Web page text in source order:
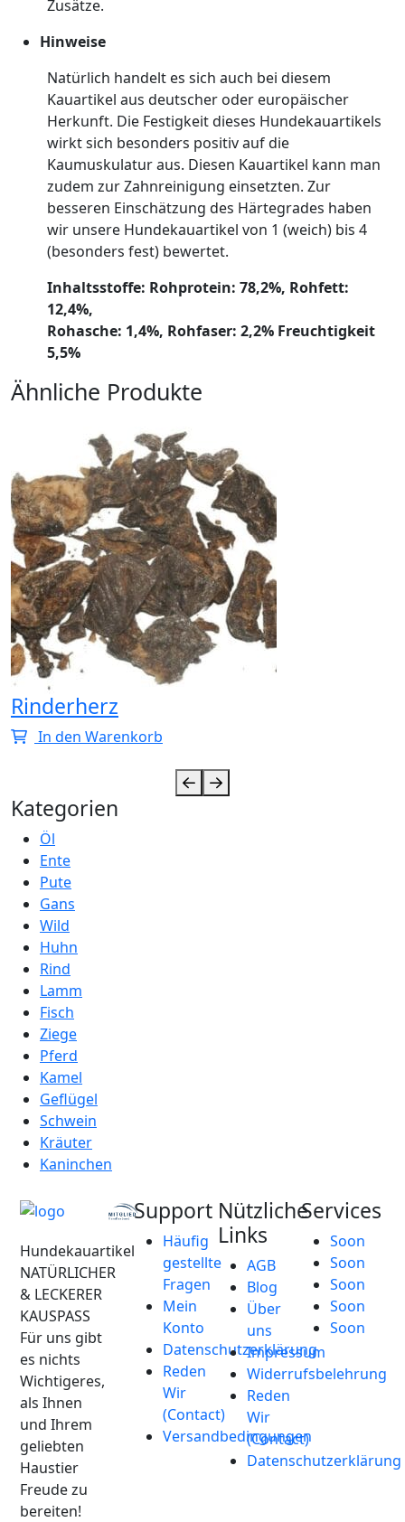
Zusätze.
Hinweise
Natürlich handelt es sich auch bei diesem
Kauartikel aus deutscher oder europäischer
Herkunft. Die Festigkeit dieses Hundekauartikels
wirkt sich besonders positiv auf die
Kaumuskulatur aus. Diesen Kauartikel kann man
zudem zur Zahnreinigung einsetzten. Zur
besseren Einschätzung des Härtegrades haben
wir unsere Hundekauartikel von 1 (weich) bis 4
(besonders fest) bewertet.
Inhaltsstoffe: Rohprotein: 78,2%, Rohfett:
12,4%,
Rohasche: 1,4%, Rohfaser: 2,2% Freuchtigkeit
5,5%
Ähnliche Produkte
Rinderherz
In den Warenkorb
Kategorien
Öl
Ente
Pute
Gans
Wild
Huhn
Rind
Lamm
Fisch
Ziege
Pferd
Kamel
Geflügel
Schwein
Kräuter
Kaninchen
Hundekauartikel
NATÜRLICHER
& LECKERER
KAUSPASS
Für uns gibt
es nichts
Wichtigeres,
als Ihnen
und Ihrem
geliebten
Haustier
Freude zu
bereiten!
Support
Häufig
gestellte
Fragen
Mein
Konto
Datenschutzerklärung
Reden
Wir
(Contact)
Versandbedingungen
Nützliche
Links
AGB
Blog
Über
uns
Impressum
Widerrufsbelehrung
Reden
Wir
(Contact)
Datenschutzerklärung
Services
Soon
Soon
Soon
Soon
Soon